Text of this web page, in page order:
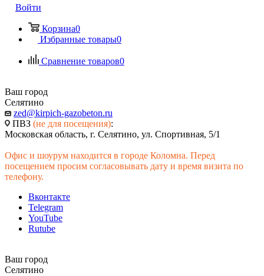
Войти
Корзина0
Избранные товары0
Сравнение товаров0
Ваш город
Селятино
zed@kirpich-gazobeton.ru
ПВЗ (не для посещения):
Московская область, г. Селятино, ул. Спортивная, 5/1
Офис и шоурум находится в городе Коломна. Перед
посещением просим согласовывать дату и время визита по
телефону.
Вконтакте
Telegram
YouTube
Rutube
Ваш город
Селятино